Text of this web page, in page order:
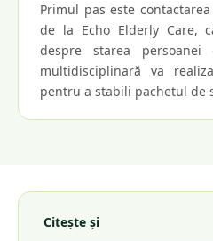
Primul pas este
de la Echo Elderly Care,
despre starea persoanei
multidisciplinară va
pentru a stabili pachetul de
Citește și